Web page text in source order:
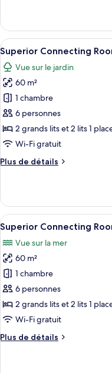
Outdoor
Whirlpool
le
type
de
chambre
Suite
with
Outdoor
Whirlpool
Afficher
toutes
les
photos
pour
ce
type
de
chambre :
Superior
Land
View
7
Superior Connecting
Vue sur le jardin
60 m²
1 chambre
6 personnes
2 grands lits et 2 lits 1
Wi-Fi gratuit
Plus de détails
Plus
le
type
de
chambre
Superior
Connecting
Room
Land
View
Afficher
toutes
les
photos
pour
ce
type
de
chambre :
Superior
6
Superior Connecting
Vue sur la mer
60 m²
1 chambre
6 personnes
2 grands lits et 2 lits 1
Wi-Fi gratuit
Plus de détails
Plus